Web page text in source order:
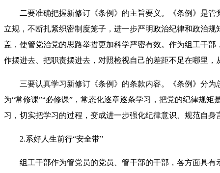
二要准确把握新修订《条例》的主旨要义。《条例》是
立规，不断扎紧织密制度笼子，进一步严明政治纪律和政治
盖，使管党治党的思路举措更加科学严密有效。作为组工干
作摆进去、把职责摆进去，对照检视自己的差距不足在哪里
三要认真学习新修订《条例》的条款内容。《条例》分
为“常修课”“必修课”，常态化逐章逐条学习，把党的纪律规
习，切实把学习的过程，变成进一步强化纪律意识、规范自身
2.系好人生前行“安全带”
组工干部作为管党员的党员、管干部的干部，各方面具